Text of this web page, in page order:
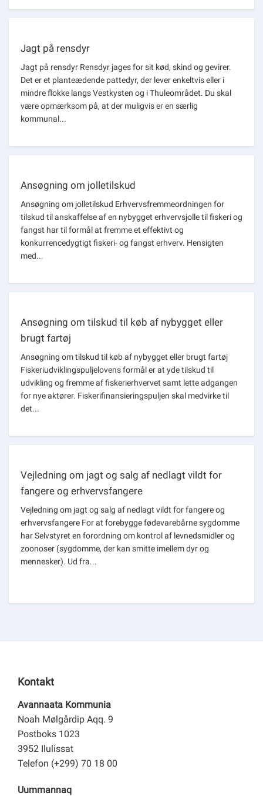
Jagt på rensdyr
Jagt på rensdyr Rensdyr jages for sit kød, skind og gevirer.
Det er et planteædende pattedyr, der lever enkeltvis eller i
mindre flokke langs Vestkysten og i Thuleområdet. Du skal
være opmærksom på, at der muligvis er en særlig
kommunal...
Ansøgning om jolletilskud
Ansøgning om jolletilskud Erhvervsfremmeordningen for
tilskud til anskaffelse af en nybygget erhvervsjolle til fiskeri og
fangst har til formål at fremme et effektivt og
konkurrencedygtigt fiskeri- og fangst erhverv. Hensigten
med...
Ansøgning om tilskud til køb af nybygget eller
brugt fartøj
Ansøgning om tilskud til køb af nybygget eller brugt fartøj
Fiskeriudviklingspuljelovens formål er at yde tilskud til
udvikling og fremme af fiskerierhvervet samt lette adgangen
for nye aktører. Fiskerifinansieringspuljen skal medvirke til
det...
Vejledning om jagt og salg af nedlagt vildt for
fangere og erhvervsfangere
Vejledning om jagt og salg af nedlagt vildt for fangere og
erhvervsfangere For at forebygge fødevarebårne sygdomme
har Selvstyret en forordning om kontrol af levnedsmidler og
zoonoser (sygdomme, der kan smitte imellem dyr og
mennesker). Ud fra...
Kontakt
Avannaata Kommunia
Noah Mølgårdip Aqq. 9
Postboks 1023
3952 Ilulissat
Telefon (+299) 70 18 00
Uummannaq